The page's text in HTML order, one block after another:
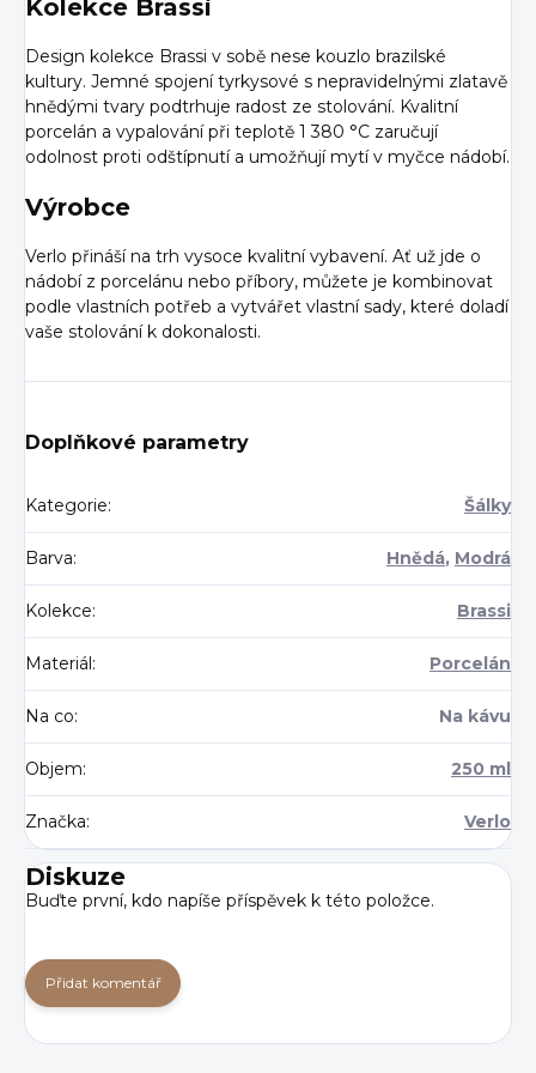
Kolekce Brassi
Design kolekce Brassi v sobě nese kouzlo brazilské
kultury. Jemné spojení tyrkysové s nepravidelnými zlatavě
hnědými tvary podtrhuje radost ze stolování. Kvalitní
porcelán a vypalování při teplotě 1 380 °C zaručují
odolnost proti odštípnutí a umožňují mytí v myčce nádobí.
Výrobce
Verlo přináší na trh vysoce kvalitní vybavení. Ať už jde o
nádobí z porcelánu nebo příbory, můžete je kombinovat
podle vlastních potřeb a vytvářet vlastní sady, které doladí
vaše stolování k dokonalosti.
Doplňkové parametry
Kategorie: Šálky
Barva: Hnědá, Modrá
Kolekce: Brassi
Materiál: Porcelán
Na co: Na kávu
Objem: 250 ml
Značka: Verlo
Diskuze
Buďte první, kdo napíše příspěvek k této položce.
Přidat komentář